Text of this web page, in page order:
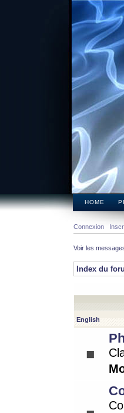
HOME
Connexion
Voir les
Index du
English